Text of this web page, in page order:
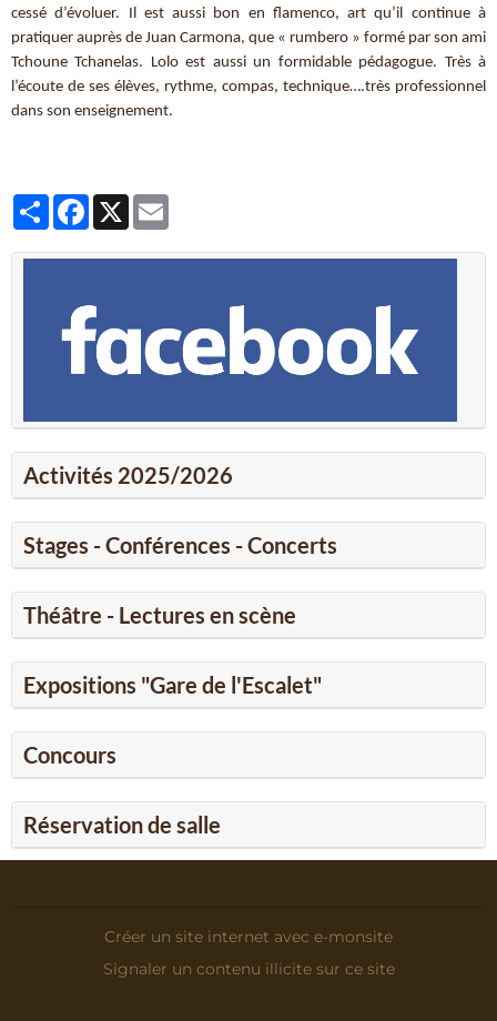
cessé d’évoluer. Il est aussi bon en flamenco, art qu’il continue à
pratiquer auprès de Juan Carmona, que « rumbero » formé par son ami
Tchoune Tchanelas. Lolo est aussi un formidable pédagogue. Très à
l’écoute de ses élèves, rythme, compas, technique….très professionnel
dans son enseignement.
PartagerFacebook
X
Activités 2025/2026
Stages - Conférences - Concerts
Théâtre - Lectures en scène
Expositions "Gare de l'Escalet"
Concours
Réservation de salle
Créer un site internet avec e-monsite
Signaler un contenu illicite sur ce site